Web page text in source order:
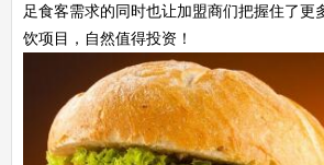
足食客需求的同时也让加盟商们把握住了更
饮项目，自然值得投资！